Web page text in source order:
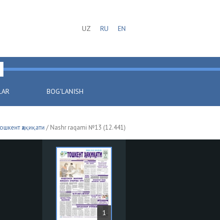
UZ RU EN
BOG'LANISH
ҳақиқати / Nashr raqami №13 (12.441)
1